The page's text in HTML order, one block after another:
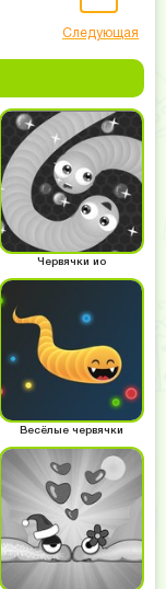
Следующая
Червячки ио
Весёлые червячки